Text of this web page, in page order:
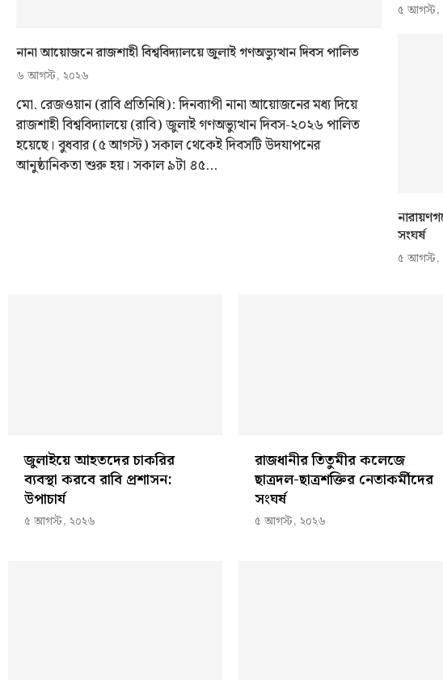
নানা আয়োজনে রাজশাহী বিশ্ববিদ্যালয়ে জুলাই গণঅভ্যুত্থান দিবস পালিত
৬ আগস্ট, ২০২৬
মো. রেজওয়ান (রাবি প্রতিনিধি): দিনব্যাপী নানা আয়োজনের মধ্য দিয়ে
রাজশাহী বিশ্ববিদ্যালয়ে (রাবি) জুলাই গণঅভ্যুত্থান দিবস-২০২৬ পালিত
হয়েছে। বুধবার (৫ আগস্ট) সকাল থেকেই দিবসটি উদযাপনের
আনুষ্ঠানিকতা শুরু হয়। সকাল ৯টা ৪৫…
৫ আগস্ট,
সংঘর্ষ
৫ আগস্ট,
জুলাইয়ে আহতদের চাকরির
ব্যবস্থা করবে রাবি প্রশাসন:
উপাচার্য
৫ আগস্ট, ২০২৬
রাজধানীর তিতুমীর কলেজে
ছাত্রদল-ছাত্রশক্তির নেতাকর্মীদের
সংঘর্ষ
৫ আগস্ট, ২০২৬